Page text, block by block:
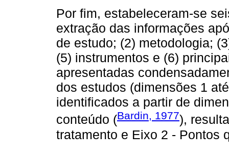
Por fim, estabeleceram-se
extração das informações
de estudo; (2) metodologia;
(5) instrumentos e (6)
apresentadas
dos estudos (dimensões 1
identificados a partir de
conteúdo (Bardin, 1977),
tratamento e Eixo 2 - Pontos